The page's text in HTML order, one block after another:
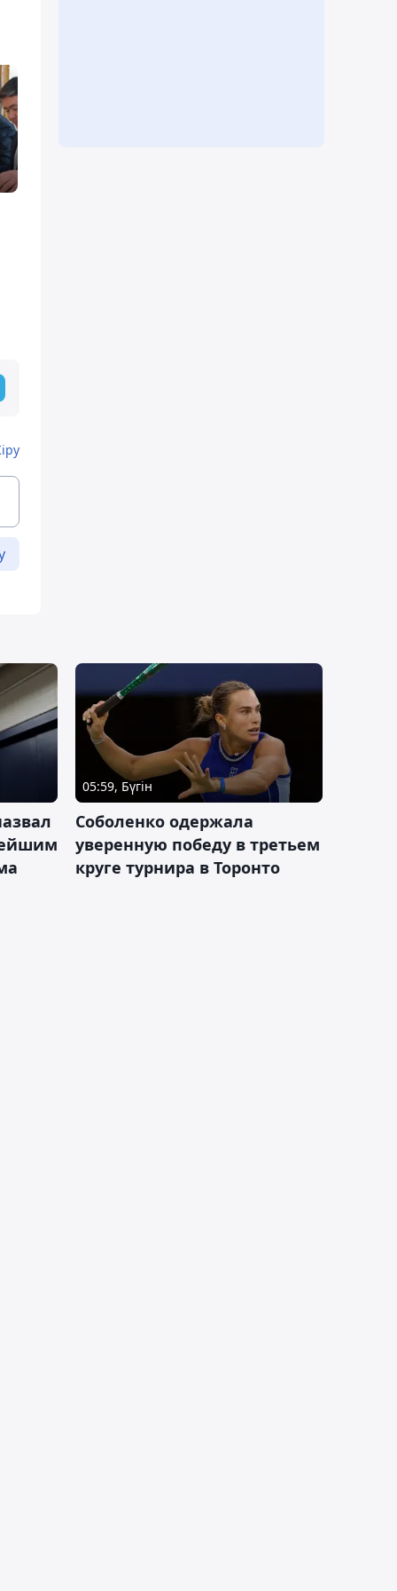
05:59, Бүгін
Соболенко одержала
уверенную победу в третьем
круге турнира в Торонто